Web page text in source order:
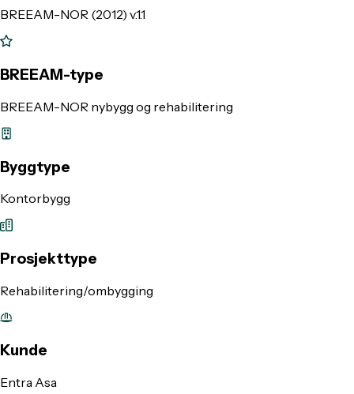
BREEAM-NOR (2012) v.1.1
BREEAM-type
BREEAM-NOR nybygg og rehabilitering
Byggtype
Kontorbygg
Prosjekttype
Rehabilitering/ombygging
Kunde
Entra Asa